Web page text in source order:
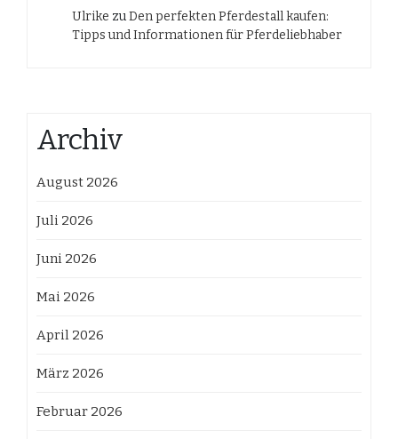
Ulrike zuDen perfekten Pferdestall kaufen:
Tipps und Informationen für Pferdeliebhaber
Archiv
August 2026
Juli 2026
Juni 2026
Mai 2026
April 2026
März 2026
Februar 2026